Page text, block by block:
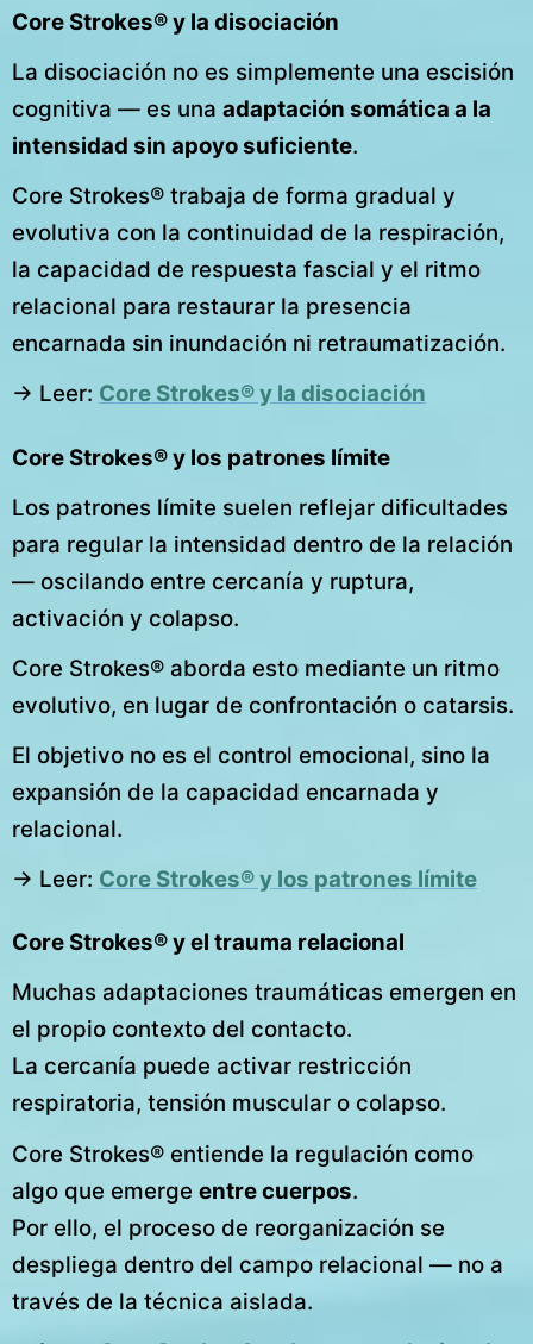
Core Strokes® y la disociación
La disociación no es simplemente una escisión
cognitiva — es una adaptación somática a la
intensidad sin apoyo suficiente.
Core Strokes® trabaja de forma gradual y
evolutiva con la continuidad de la respiración,
la capacidad de respuesta fascial y el ritmo
relacional para restaurar la presencia
encarnada sin inundación ni retraumatización.
→ Leer: Core Strokes® y la disociación
Core Strokes® y los patrones límite
Los patrones límite suelen reflejar dificultades
para regular la intensidad dentro de la relación
— oscilando entre cercanía y ruptura,
activación y colapso.
Core Strokes® aborda esto mediante un ritmo
evolutivo, en lugar de confrontación o catarsis.
El objetivo no es el control emocional, sino la
expansión de la capacidad encarnada y
relacional.
→ Leer: Core Strokes® y los patrones límite
Core Strokes® y el trauma relacional
Muchas adaptaciones traumáticas emergen en
el propio contexto del contacto.
La cercanía puede activar restricción
respiratoria, tensión muscular o colapso.
Core Strokes® entiende la regulación como
algo que emerge entre cuerpos.
Por ello, el proceso de reorganización se
despliega dentro del campo relacional — no a
través de la técnica aislada.